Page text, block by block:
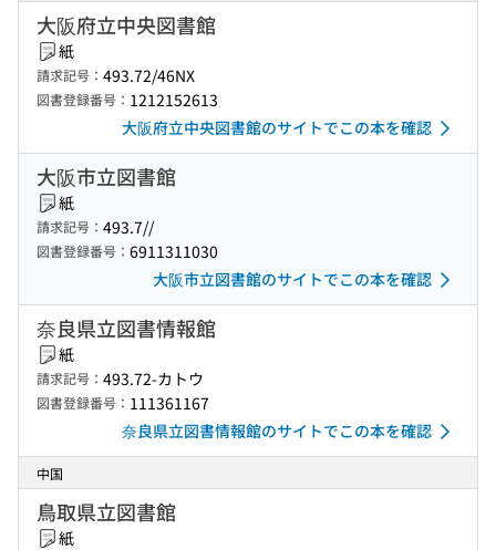
大阪府立中央図書館
紙
請求記号： 493.72/46NX
図書登録番号： 1212152613
大阪府立中央図書館のサイトでこの本を確認
大阪市立図書館
紙
請求記号： 493.7//
図書登録番号： 6911311030
大阪市立図書館のサイトでこの本を確認
奈良県立図書情報館
紙
請求記号： 493.72-カトウ
図書登録番号： 111361167
奈良県立図書情報館のサイトでこの本を確認
中国
鳥取県立図書館
紙